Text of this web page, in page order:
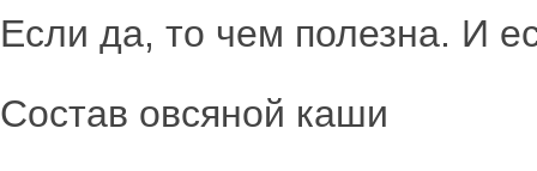
Если да, то чем полезна. И
Состав овсяной каши